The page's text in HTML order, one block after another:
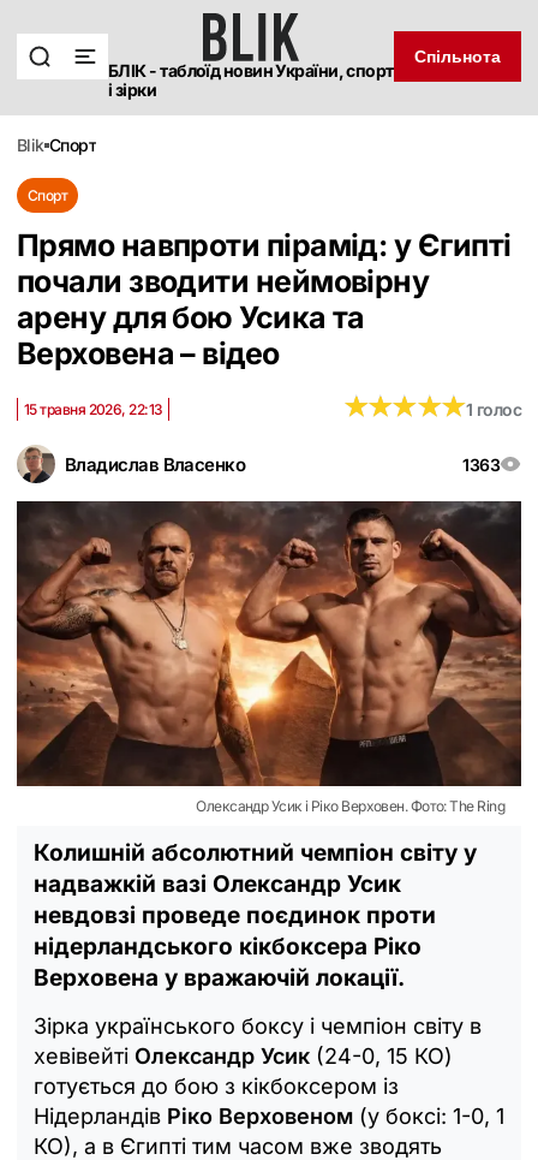
БЛІК - таблоїд новин України, спорт
і зірки
Спільнота
blik спорт
Спорт
Прямо навпроти пірамід: у Єгипті
почали зводити неймовірну
арену для бою Усика та
Верховена – відео
Владислав Власенко 1363
15 травня 2026, 22:13 ★★★★★
★★★★★1 голос
Олександр Усик і Ріко Верховен. Фото: The Ring
Колишній абсолютний чемпіон світу у
надважкій вазі Олександр Усик
невдовзі проведе поєдинок проти
нідерландського кікбоксера Ріко
Верховена у вражаючій локації.
Зірка українського боксу і чемпіон світу в
хевівейті Олександр Усик (24-0, 15 КО)
готується до бою з кікбоксером із
Нідерландів Ріко Верховеном (у боксі: 1-0, 1
КО), а в Єгипті тим часом вже зводять